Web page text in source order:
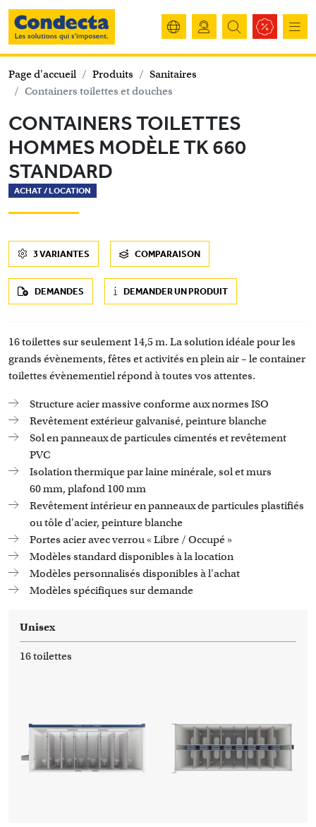
Page d'accueil Produits
Sanitaires
Containers toilettes et douches
CONTAINERS TOILETTES
HOMMES MODÈLE TK 660
STANDARD
ACHAT /LOCATION
3 VARIANTES COMPARAISON
DEMANDES DEMANDER UN PRODUIT
16 toilettes sur seulement 14,5 m. La solution idéale pour les
grands évènements, fêtes et activités en plein air – le container
toilettes évènementiel répond à toutes vos attentes.
Structure acier massive conforme aux normes ISO
Revêtement extérieur galvanisé, peinture blanche
Sol en panneaux de particules cimentés et revêtement
PVC
Isolation thermique par laine minérale, sol et murs
60 mm, plafond 100 mm
Revêtement intérieur en panneaux de particules plastifiés
ou tôle d'acier, peinture blanche
Portes acier avec verrou « Libre / Occupé »
Modèles standard disponibles à la location
Modèles personnalisés disponibles à l'achat
Modèles spécifiques sur demande
Unisex
16 toilettes